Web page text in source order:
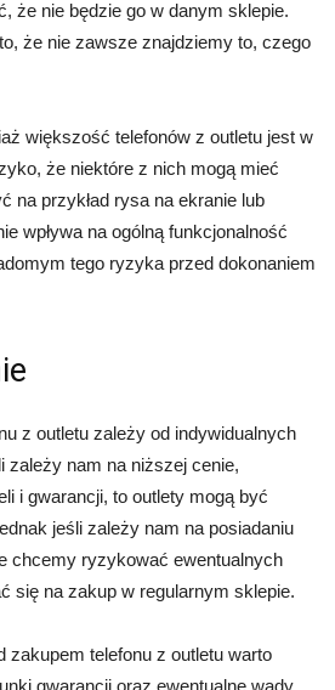
że nie będzie go w danym sklepie.
że nie zawsze znajdziemy to, czego
większość telefonów z outletu jest w
że niektóre z nich mogą mieć
na przykład rysa na ekranie lub
wpływa na ogólną funkcjonalność
tego ryzyka przed dokonaniem
z outletu zależy od indywidualnych
zależy nam na niższej cenie,
i gwarancji, to outlety mogą być
jeśli zależy nam na posiadaniu
chcemy ryzykować ewentualnych
się na zakup w regularnym sklepie.
zakupem telefonu z outletu warto